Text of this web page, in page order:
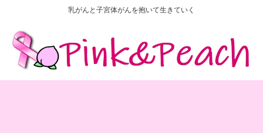
乳がんと子宮体がんを抱いて生きていく